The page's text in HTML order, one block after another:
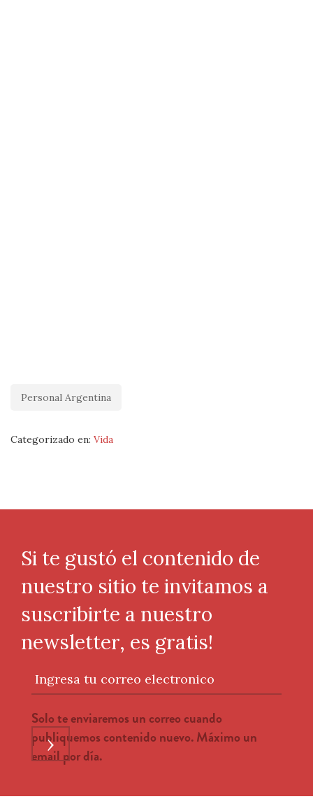
Personal Argentina
Categorizado en: Vida
Si te gustó el contenido de
nuestro sitio te invitamos a
suscribirte a nuestro
newsletter, es gratis!
Ingresa tu correo electronico
Solo te enviaremos un correo cuando
publiquemos contenido nuevo. Máximo un
email por día.
›